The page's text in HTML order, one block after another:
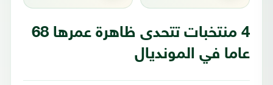
4 منتخبات تتحدى ظاهرة عمرها 68
عاما في المونديال